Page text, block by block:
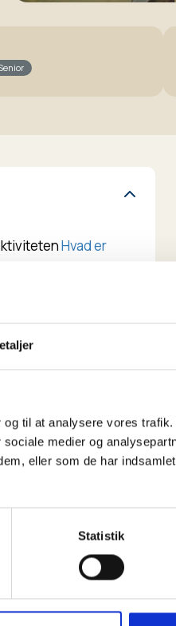
til at analysere vores
medier og
eller som de har
Statistik
Hvad er
fattigdom, ca.
at skrive dette
jer om dagen.
dagen. Hvor
til at finde priser,